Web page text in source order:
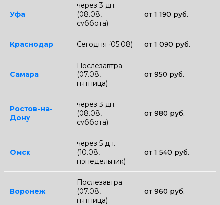
Уфа
через 3 дн.
(08.08,
суббота)
от 1 190 руб.
Краснодар Сегодня (05.08) от 1 090 руб.
Самара
Послезавтра
(07.08,
пятница)
от 950 руб.
Ростов-на-
Дону
через 3 дн.
(08.08,
суббота)
от 980 руб.
Омск
через 5 дн.
(10.08,
понедельник)
от 1 540 руб.
Воронеж
Послезавтра
(07.08,
пятница)
от 960 руб.